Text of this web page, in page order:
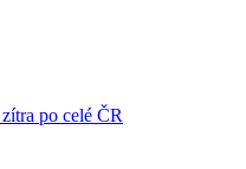
po celé ČR